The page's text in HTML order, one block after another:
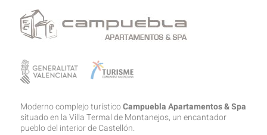
Moderno complejo turísticoCampuebla Apartamentos & Spa
situado en la Villa Termal de Montanejos, un encantador
pueblo del interior de Castellón.